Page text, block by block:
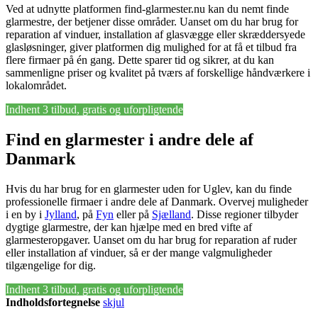
Ved at udnytte platformen find-glarmester.nu kan du nemt finde
glarmestre, der betjener disse områder. Uanset om du har brug for
reparation af vinduer, installation af glasvægge eller skræddersyede
glasløsninger, giver platformen dig mulighed for at få et tilbud fra
flere firmaer på én gang. Dette sparer tid og sikrer, at du kan
sammenligne priser og kvalitet på tværs af forskellige håndværkere i
lokalområdet.
Indhent 3 tilbud, gratis og uforpligtende
Find en glarmester i andre dele af
Danmark
Hvis du har brug for en glarmester uden for Uglev, kan du finde
professionelle firmaer i andre dele af Danmark. Overvej muligheder
i en by i Jylland, på Fyn eller på Sjælland. Disse regioner tilbyder
dygtige glarmestre, der kan hjælpe med en bred vifte af
glarmesteropgaver. Uanset om du har brug for reparation af ruder
eller installation af vinduer, så er der mange valgmuligheder
tilgængelige for dig.
Indhent 3 tilbud, gratis og uforpligtende
Indholdsfortegnelse skjul